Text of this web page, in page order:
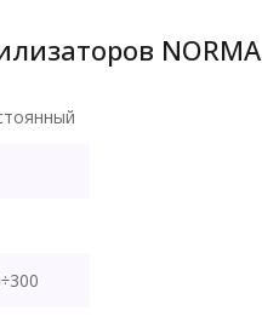
NORMA